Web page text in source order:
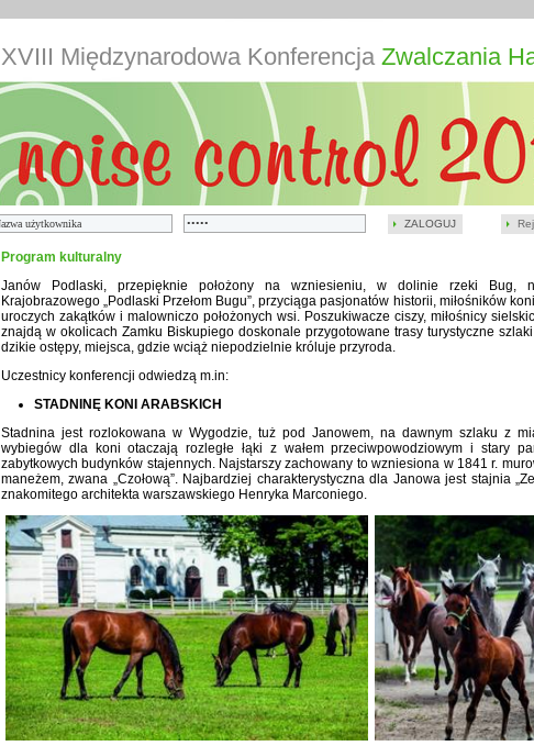
ZALOGUJ
XVIII Międzynarodowa Konferencja Zwalczania
Program kulturalny
Janów Podlaski, przepięknie położony na wzniesieniu, w dolinie rzeki Bug,
Krajobrazowego „Podlaski Przełom Bugu”, przyciąga pasjonatów historii, miłośników
uroczych zakątków i malowniczo położonych wsi. Poszukiwacze ciszy, miłośnicy
znajdą w okolicach Zamku Biskupiego doskonale przygotowane trasy turystyczne
dzikie ostępy, miejsca, gdzie wciąż niepodzielnie króluje przyroda.
Uczestnicy konferencji odwiedzą m.in:
STADNINĘ KONI ARABSKICH
Stadnina jest rozlokowana w Wygodzie, tuż pod Janowem, na dawnym szlaku z
wybiegów dla koni otaczają rozległe łąki z wałem przeciwpowodziowym i stary
zabytkowych budynków stajennych. Najstarszy zachowany to wzniesiona w 1841 r.
maneżem, zwana „Czołową”. Najbardziej charakterystyczna dla Janowa jest stajnia
znakomitego architekta warszawskiego Henryka Marconiego.